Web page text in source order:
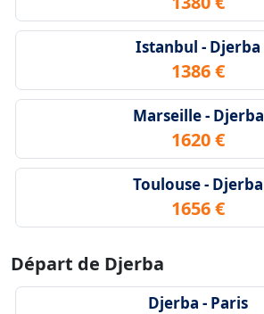
Istanbul - Djerba
1386 €
Marseille - Djerba
1620 €
Toulouse - Djerba
1656 €
Départ de Djerba
Djerba - Paris